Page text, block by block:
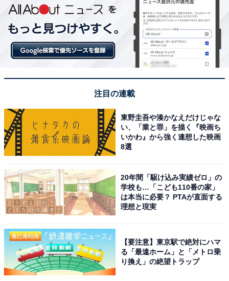
「コーヒー豆セット」はコーヒーチケット入り
「コーヒー豆セット」は3種類あり、初荷価格が1800
円、3400円、5800円です。それぞれ、全国のドトールで
コーヒー」各Sサイズと引き換えられる「コーヒーチケ
ット」入りです（利用可能期間は2021年12月26日～
2022年5月31日）。
注目の連載
東野圭吾や湊かなえだけじゃな
い、「業と罪」を描く『映画ち
いかわ』から強く連想した映画
8選
20年間「駆け込み実績ゼロ」の
学校も…「こども110番の家」
は本当に必要？ PTAが直面する
理想と現実
【要注意】東京駅で絶対にハマ
る「最遠ホーム」と「メトロ乗
り換え」の絶望トラップ